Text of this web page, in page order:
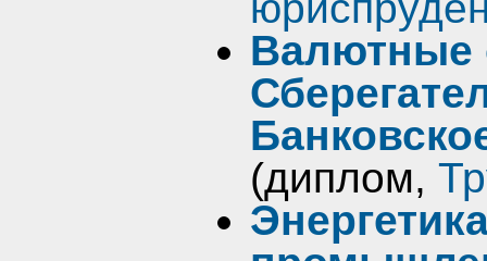
Валютные
(диплом,